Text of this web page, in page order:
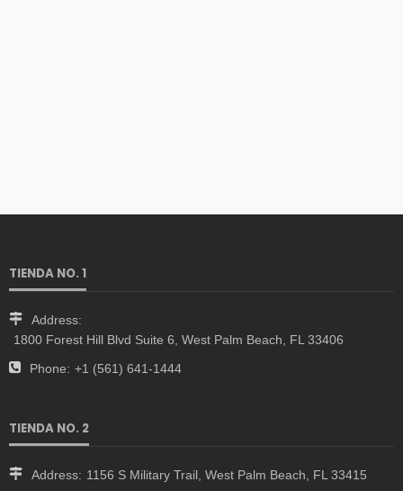
TIENDA NO. 1
Address:
1800 Forest Hill Blvd Suite 6, West Palm Beach, FL 33406
Phone: +1 (561) 641-1444
TIENDA NO. 2
Address: 1156 S Military Trail, West Palm Beach, FL 33415